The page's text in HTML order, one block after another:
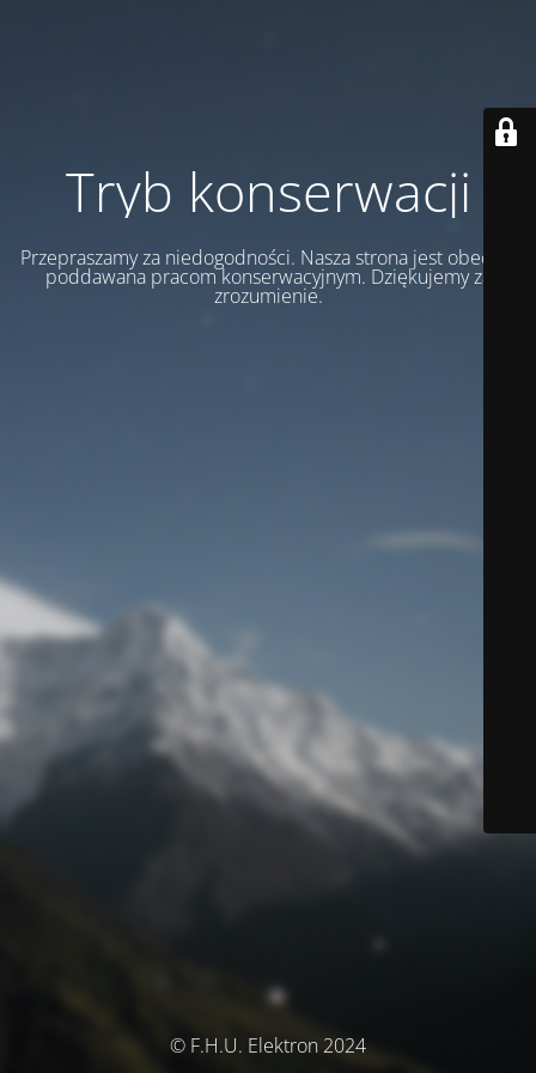
Tryb konserwacji
Przepraszamy za niedogodności. Nasza strona jest obecnie
poddawana pracom konserwacyjnym. Dziękujemy za
zrozumienie.
© F.H.U. Elektron 2024